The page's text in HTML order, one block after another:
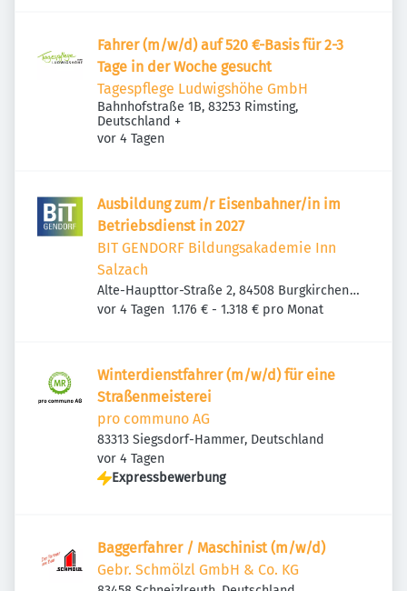
Fahrer (m/w/d) auf 520 €-Basis für 2-3
Tage in der Woche gesucht
Tagespflege Ludwigshöhe GmbH
Bahnhofstraße 1B, 83253 Rimsting,
Deutschland +
Veröffentlicht
vor 4 Tagen
Ausbildung zum/r Eisenbahner/in im
Betriebsdienst in 2027
BIT GENDORF Bildungsakademie Inn
Salzach
Alte-Haupttor-Straße 2, 84508 Burgkirchen
an der Alz, Deutschland
Veröffentlicht:
vor 4 Tagen 1.176 € - 1.318 € pro Monat
Winterdienstfahrer (m/w/d) für eine
Straßenmeisterei
pro communo AG
83313 Siegsdorf-Hammer, Deutschland
Veröffentlicht
vor 4 Tagen
Expressbewerbung
Baggerfahrer / Maschinist (m/w/d)
Gebr. Schmölzl GmbH & Co. KG